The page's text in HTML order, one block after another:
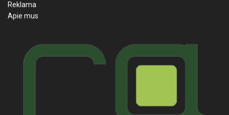
Reklama
Apie mus